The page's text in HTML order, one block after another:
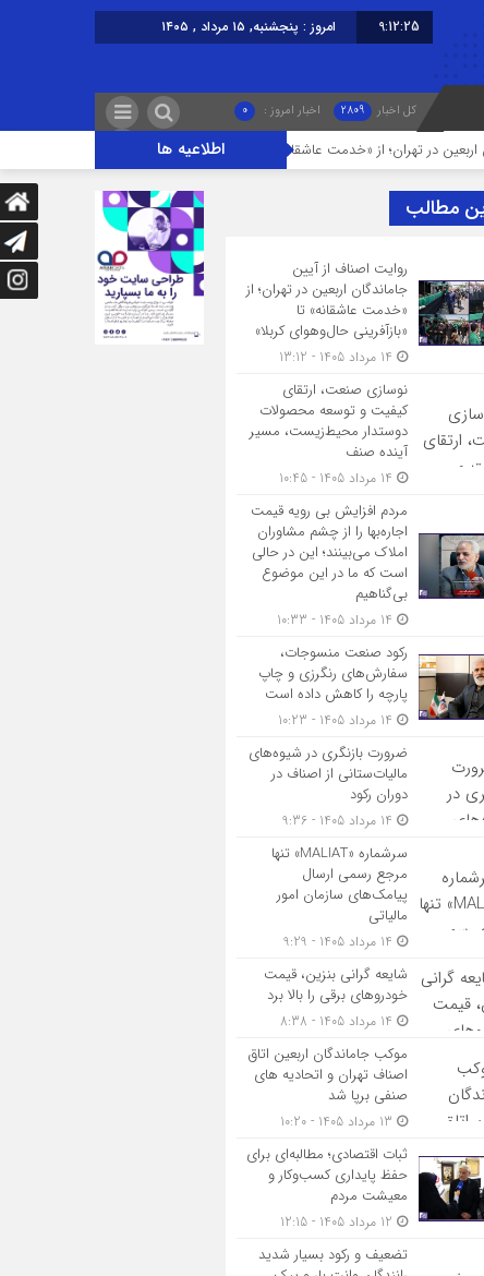
9:12:25 امروز : پنجشنبه, ۱۵ مرداد , ۱۴۰۵
کل اخبار 2809 اخبار امروز : 0
اطلاعیه ها
تهران؛ از «خدمت عاشقانه» تا «بازآفرینی حال‌وهوای کربلا»
مطالب
روایت اصناف از آیین
جاماندگان اربعین در تهران؛ از
«خدمت عاشقانه» تا
«بازآفرینی حال‌وهوای کربلا»
نوسازی صنعت، ارتقای
کیفیت و توسعه محصولات
دوستدار محیط‌زیست، مسیر
آینده صنف
مردم افزایش بی رویه قیمت
اجاره‌بها را از چشم مشاوران
املاک می‌بینند؛ این در حالی
است که ما در این موضوع
بی‌گناهیم
رکود صنعت منسوجات،
سفارش‌های رنگرزی و چاپ
پارچه را کاهش داده است
ضرورت بازنگری در شیوه‌های
مالیات‌ستانی از اصناف در
دوران رکود
سرشماره «MALIAT» تنها
مرجع رسمی ارسال
پیامک‌های سازمان امور
مالیاتی
شایعه گرانی بنزین، قیمت
خودروهای برقی را بالا برد
موکب جاماندگان اربعین اتاق
اصناف تهران و اتحادیه های
صنفی برپا شد
ثبات اقتصادی؛ مطالبه‌ای برای
حفظ پایداری کسب‌وکار و
معیشت مردم
تضعیف و رکود بسیار شدید